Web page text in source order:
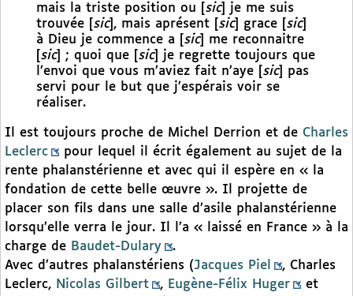
mais la triste position ou [ sic] je me suis
trouvée [ sic], mais aprésent [ sic] grace [ sic]
à Dieu je commence a [ sic] me reconnaitre
sic] ; quoi que [ sic] je regrette toujours que
l’envoi que vous m’aviez fait n’aye [ sic] pas
servi pour le but que j’espérais voir se
réaliser.
Il est toujours proche de Michel Derrion et de Charles
Leclerc
pour lequel il écrit également au sujet de la
rente phalanstérienne et avec qui il espère en « la
fondation de cette belle œuvre ». Il projette de
placer son fils dans une salle d’asile phalanstérienne
lorsqu’elle verra le jour. Il l’a « laissé en France » à la
charge de Baudet-Dulary
.
Avec d’autres phalanstériens (Jacques Piel
, Charles
Leclerc, Nicolas Gilbert , Eugène-Félix Huger
et